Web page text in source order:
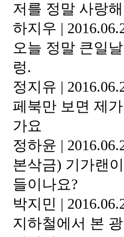
저를 정말 사랑
하지우 |
오늘 정말 큰일
렁.
정지유 |
페북만 보면 제
가요
정하윤 |
본삭금) 기가랜
들이나요?
박지민 |
지하철에서 본